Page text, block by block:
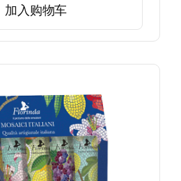
。
。
加入购物车